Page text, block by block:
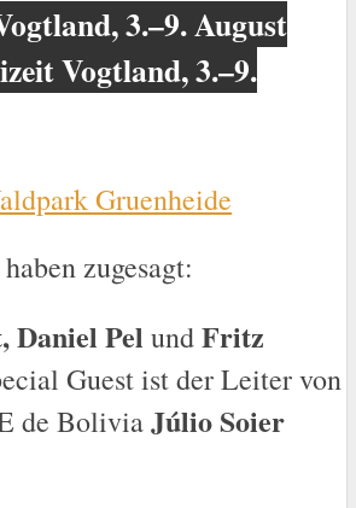
3.–9. August
Vogtland, 3.–9.
zugesagt:
Daniel Pel undFritz
Guest ist der Leiter von
de BoliviaJúlio Soier